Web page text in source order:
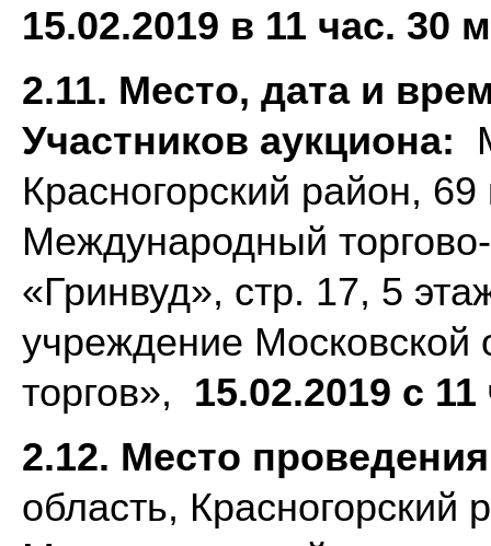
15.02.2019 в 11 час. 30
2.11. Место, дата и
Участников аукциона:
Красногорский район,
Международный
«Гринвуд», стр. 17, 5
учреждение Московской
торгов», 15.02.2019 с
2.12. Место
область,